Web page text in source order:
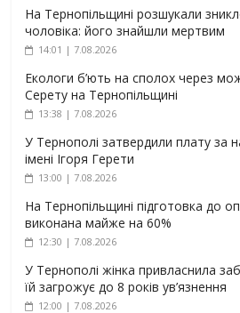
На Тернопільщині розшукали
чоловіка: його знайшли мертвим
14:01 | 7.08.2026
Екологи б’ють на сполох через
Серету на Тернопільщині
13:38 | 7.08.2026
У Тернополі затвердили плату за
імені Ігоря Герети
13:00 | 7.08.2026
На Тернопільщині підготовка до
виконана майже на 60%
12:30 | 7.08.2026
У Тернополі жінка привласнила
їй загрожує до 8 років ув’язнення
12:00 | 7.08.2026